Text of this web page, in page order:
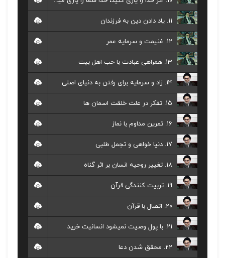
11. یاد دادن دین به فرزندان
12. غنیمت و سرمایه عمر
13. همراهی عبادت با حب اهل بیت
14. زاد و سرمایه برای رفتن به دنیای اصلی
15. تفکر در علت خلقت اسمان ها
16. تمرین مداوم با نماز
17. دنیا خواهی و تجمل طلبی
18. تغییر روحیه انسان بر اثر گناه
19. تربیت کنندگی قرآن
20. اتصال با قرآن
21. با پول وصیت نمیشود انسانیت خرید
22. محقق شدن دعا